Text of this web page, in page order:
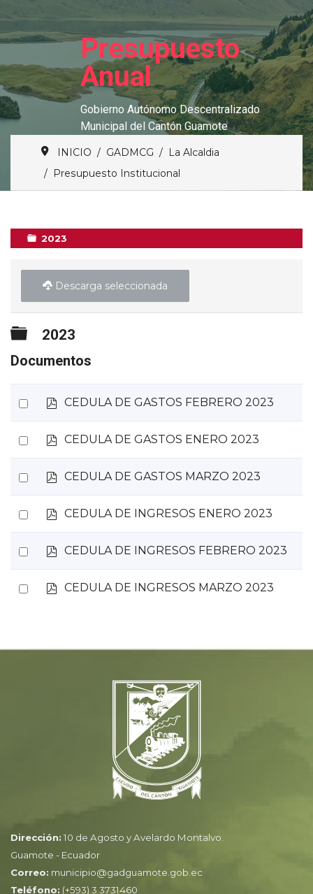
Presupuesto
Anual
Gobierno Autónomo Descentralizado
Municipal del Cantón Guamote
INICIO GADMCG
La Alcaldia
Presupuesto Institucional
2023
Descarga seleccionada
Carpeta
2023
Documentos
Select
an
item
pCEDULA DE GASTOS FEBRERO 2023
Select
an
item
pCEDULA DE GASTOS ENERO 2023
Select
an
item
pCEDULA DE GASTOS MARZO 2023
Select
an
item
pCEDULA DE INGRESOS ENERO 2023
Select
an
item
pCEDULA DE INGRESOS FEBRERO 2023
Select
pCEDULA DE INGRESOS MARZO 2023
Dirección: 10 de Agosto y Avelardo Montalvo.
Guamote - Ecuador
Correo: municipio@gadguamote.gob.ec
Teléfono: (+593) 3 3731460